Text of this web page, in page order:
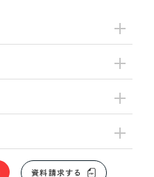
資料請求する